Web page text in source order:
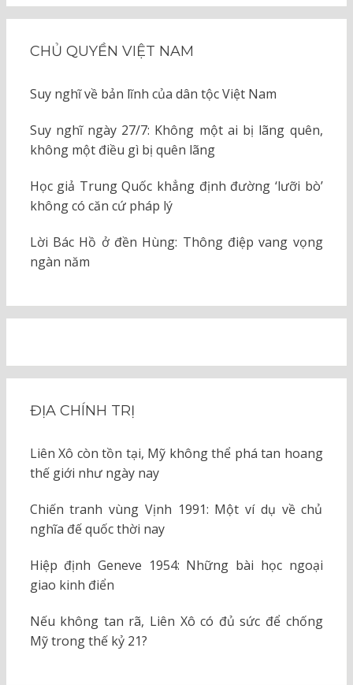
CHỦ QUYỀN VIỆT NAM
Suy nghĩ về bản lĩnh của dân tộc Việt Nam
Suy nghĩ ngày 27/7: Không một ai bị lãng quên,
không một điều gì bị quên lãng
Học giả Trung Quốc khẳng định đường ‘lưỡi bò’
không có căn cứ pháp lý
Lời Bác Hồ ở đền Hùng: Thông điệp vang vọng
ngàn năm
ĐỊA CHÍNH TRỊ
Liên Xô còn tồn tại, Mỹ không thể phá tan hoang
thế giới như ngày nay
Chiến tranh vùng Vịnh 1991: Một ví dụ về chủ
nghĩa đế quốc thời nay
Hiệp định Geneve 1954: Những bài học ngoại
giao kinh điển
Nếu không tan rã, Liên Xô có đủ sức để chống
Mỹ trong thế kỷ 21?